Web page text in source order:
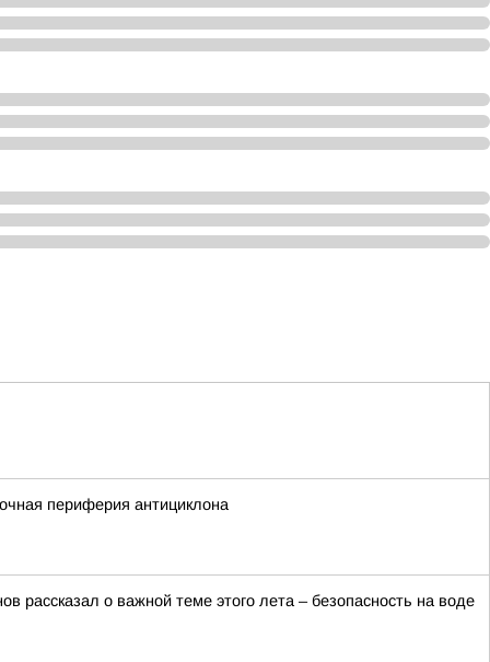
периферия антициклона
рассказал о важной теме этого лета – безопасность на воде